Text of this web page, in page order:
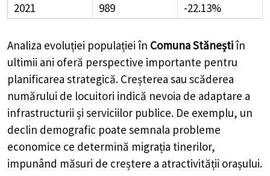
2021
989 -22.13%
Analiza evoluției populației în Comuna Stăneștiîn
ultimii ani oferă perspective importante pentru
planificarea strategică. Creșterea sau scăderea
numărului de locuitori indică nevoia de adaptare a
infrastructurii și serviciilor publice. De exemplu, un
declin demografic poate semnala probleme
economice ce determină migrația tinerilor,
impunând măsuri de creștere a atractivității orașului.